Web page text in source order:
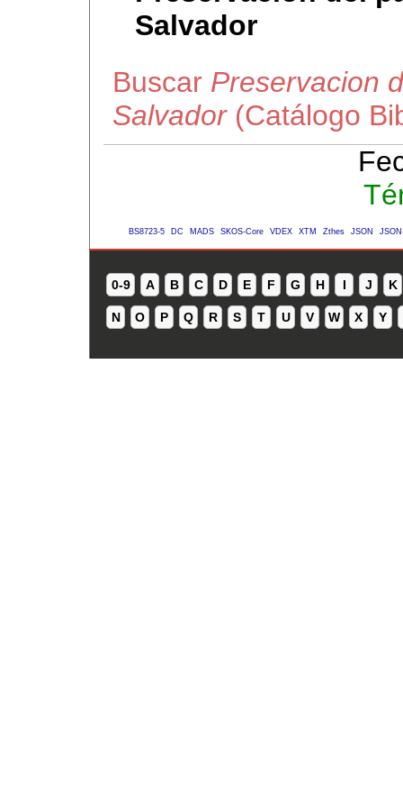
Salvador
Buscar Preservacion
Salvador(Catálogo
BS8723-5 DC MADS SKOS-Core VDEX XTM Zthes JSON
0-9 A B C D E F G H I J K
N O P Q R S T U V W X Y